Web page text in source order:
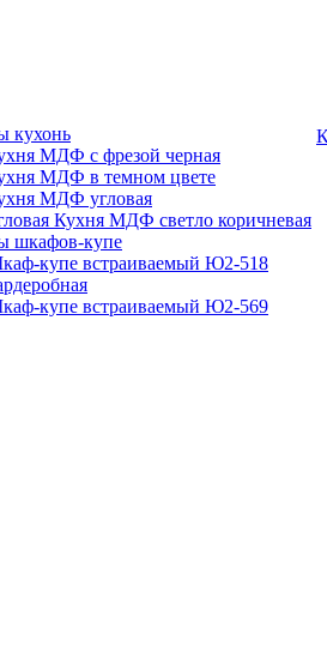
кухонь
МДФ с фрезой черная
МДФ в темном цвете
МДФ угловая
Кухня МДФ светло коричневая
шкафов-купе
купе встраиваемый Ю2-518
купе встраиваемый Ю2-569